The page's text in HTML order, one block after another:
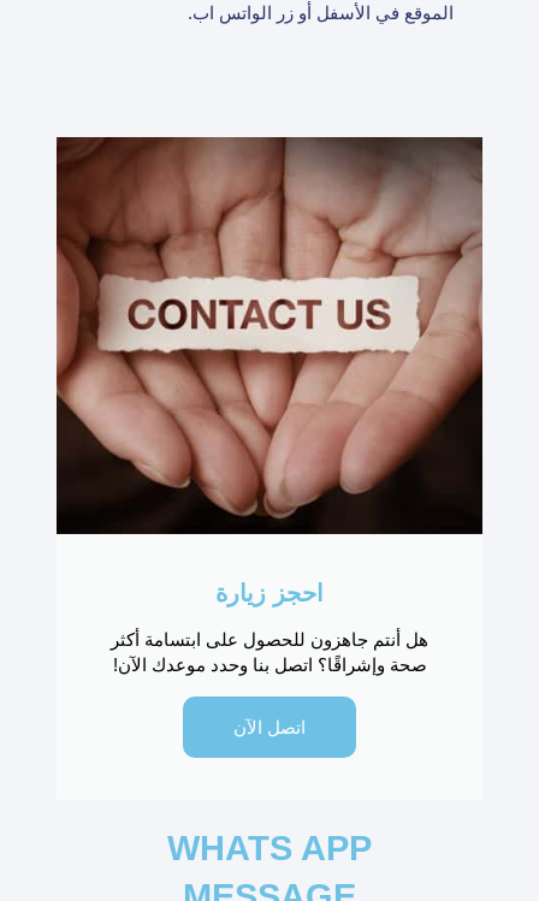
الموقع في الأسفل أو زر الواتس اب.
احجز زيارة
هل أنتم جاهزون للحصول على ابتسامة أكثر
صحة وإشراقًا؟ اتصل بنا وحدد موعدك الآن!
اتصل الآن
WHATS APP